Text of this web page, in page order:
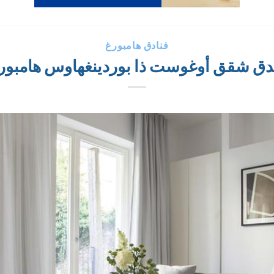
فنادق هامبورغ
شقق أوغوست ذا بوردينغهاوس